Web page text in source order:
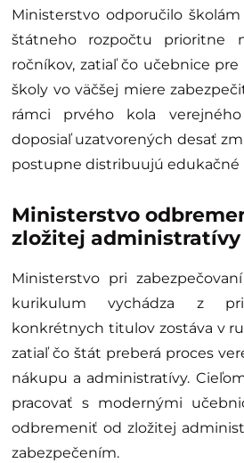
Ministerstvo odporučilo
štátneho rozpočtu prioritne
ročníkov, zatiaľ čo učebnice
školy vo väčšej miere
rámci prvého kola
doposiaľ uzatvorených desať
postupne distribuujú edukačné
Ministerstvo
zložitej administratívy
Ministerstvo pri
kurikulum vychádza z
konkrétnych titulov zostáva v
zatiaľ čo štát preberá proces
nákupu a administratívy.
pracovať s modernými
odbremeniť od zložitej
zabezpečením.